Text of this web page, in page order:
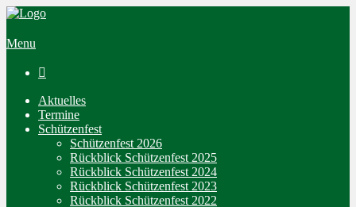
Menu

Aktuelles
Termine
Schützenfest
Schützenfest 2026
Rückblick Schützenfest 2025
Rückblick Schützenfest 2024
Rückblick Schützenfest 2023
Rückblick Schützenfest 2022